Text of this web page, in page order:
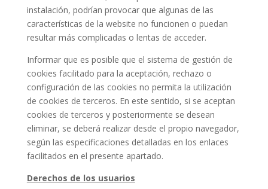
instalación, podrían provocar que algunas de las
características de la website no funcionen o puedan
resultar más complicadas o lentas de acceder.
Informar que es posible que el sistema de gestión de
cookies facilitado para la aceptación, rechazo o
configuración de las cookies no permita la utilización
de cookies de terceros. En este sentido, si se aceptan
cookies de terceros y posteriormente se desean
eliminar, se deberá realizar desde el propio navegador,
según las especificaciones detalladas en los enlaces
facilitados en el presente apartado.
Derechos de los usuarios